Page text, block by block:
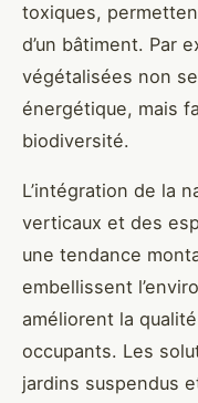
toxiques,
d’un bâtiment. Par
végétalisées non
énergétique, mais
biodiversité.
L’intégration de la
verticaux et des
une tendance
embellissent
améliorent la
occupants. Les
jardins suspendus